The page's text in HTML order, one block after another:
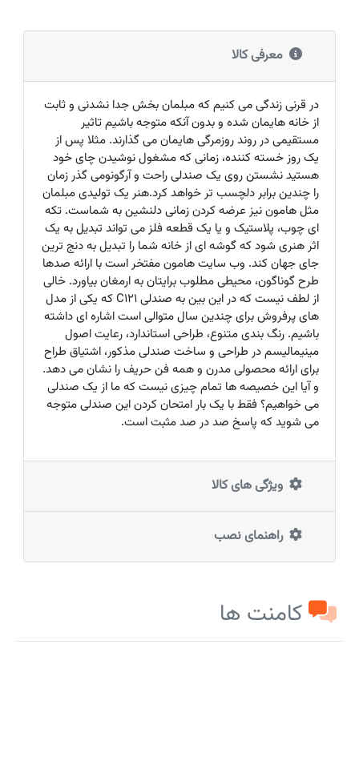
معرفی کالا
در قرنی زندگی می کنیم که مبلمان بخش جدا نشدنی و ثابت
از خانه هایمان شده و بدون آنکه متوجه باشیم تاثیر
مستقیمی در روند روزمرگی هایمان می گذارند. مثلا پس از
یک روز خسته کننده، زمانی که مشغول نوشیدن چای خود
هستید نشستن روی یک صندلی راحت و آرگونومی گذر زمان
را چندین برابر دلچسب تر خواهد کرد.هنر یک تولیدی مبلمان
مثل هامون نیز عرضه کردن زمانی دلنشین به شماست. تکه
ای چوب، پلاستیک و یا یک قطعه فلز می تواند تبدیل به یک
اثر هنری شود که گوشه ای از خانه شما را تبدیل به دنج ترین
جای جهان کند. وب سایت هامون مفتخر است با ارائه صدها
طرح گوناگون، محیطی مطلوب برایتان به ارمغان بیاورد. خالی
از لطف نیست که در این بین به صندلی C121 که یکی از مدل
های پرفروش برای چندین سال متوالی است اشاره ای داشته
باشیم. رنگ بندی متنوع، طراحی استاندارد، رعایت اصول
مینیمالیسم در طراحی و ساخت صندلی مذکور، اشتیاق طراح
برای ارائه محصولی مدرن و همه فن حریف را نشان می دهد.
و آیا این خصیصه ها تمام چیزی نیست که ما از یک صندلی
می خواهیم؟ فقط با یک بار امتحان کردن این صندلی متوجه
می شوید که پاسخ صد در صد مثبت است.
ویژگی های کالا
راهنمای نصب
کامنت ها